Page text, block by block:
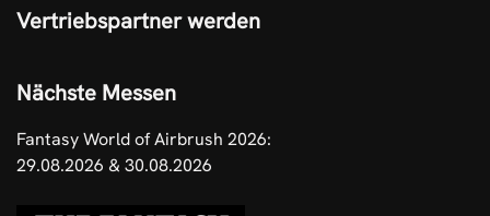
Vertriebspartner werden
Nächste Messen
Fantasy World of Airbrush 2026:
29.08.2026 & 30.08.2026